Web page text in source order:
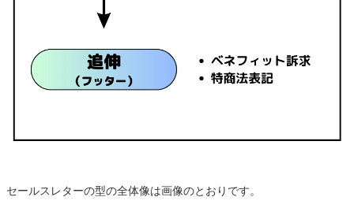
セールスレターの型の全体像は画像のとおりです。